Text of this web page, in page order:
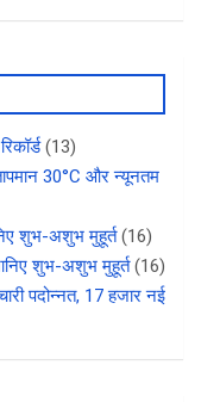
(13)
30°C और न्यूनतम
शुभ-अशुभ मुहूर्त (16)
शुभ-अशुभ मुहूर्त (16)
पदोन्नत, 17 हजार नई